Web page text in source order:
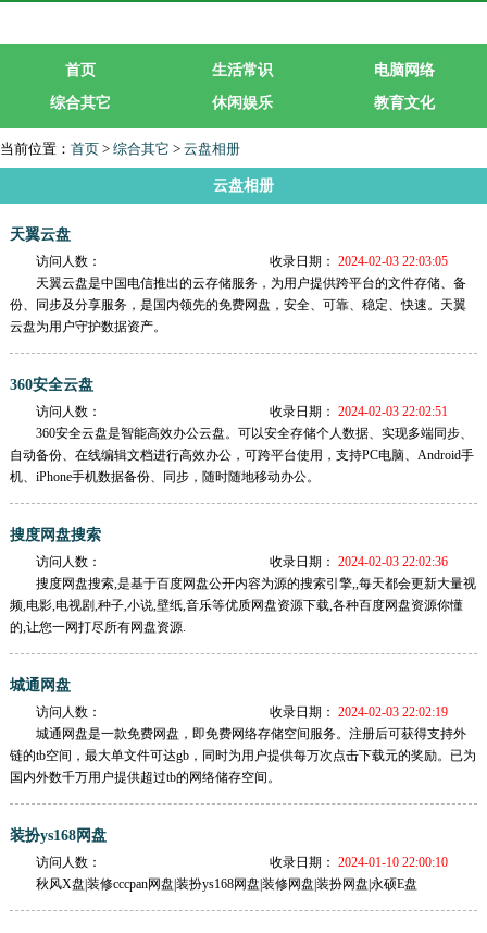
首页 生活常识
电脑网络
综合其它
休闲娱乐
教育文化
当前位置： 首页 > 综合其它 > 云盘相册
云盘相册
天翼云盘
访问人数： 收录日期： 2024-02-03 22:03:05
天翼云盘是中国电信推出的云存储服务，为用户提供跨平台的文件存储、备
份、同步及分享服务，是国内领先的免费网盘，安全、可靠、稳定、快速。天翼
云盘为用户守护数据资产。
360安全云盘
访问人数： 收录日期： 2024-02-03 22:02:51
360安全云盘是智能高效办公云盘。可以安全存储个人数据、实现多端同步、
自动备份、在线编辑文档进行高效办公，可跨平台使用，支持PC电脑、Android手
机、iPhone手机数据备份、同步，随时随地移动办公。
搜度网盘搜索
访问人数： 收录日期： 2024-02-03 22:02:36
搜度网盘搜索,是基于百度网盘公开内容为源的搜索引擎,,每天都会更新大量视
频,电影,电视剧,种子,小说,壁纸,音乐等优质网盘资源下载,各种百度网盘资源你懂
的,让您一网打尽所有网盘资源.
城通网盘
访问人数： 收录日期： 2024-02-03 22:02:19
城通网盘是一款免费网盘，即免费网络存储空间服务。注册后可获得支持外
链的tb空间，最大单文件可达gb，同时为用户提供每万次点击下载元的奖励。已为
国内外数千万用户提供超过tb的网络储存空间。
装扮ys168网盘
访问人数： 收录日期： 2024-01-10 22:00:10
秋风X盘|装修cccpan网盘|装扮ys168网盘|装修网盘|装扮网盘|永硕E盘